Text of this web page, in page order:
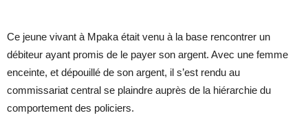
Ce jeune vivant à Mpaka était venu à la base rencontrer un
débiteur ayant promis de le payer son argent. Avec une femme
enceinte, et dépouillé de son argent, il s’est rendu au
commissariat central se plaindre auprès de la hiérarchie du
comportement des policiers.